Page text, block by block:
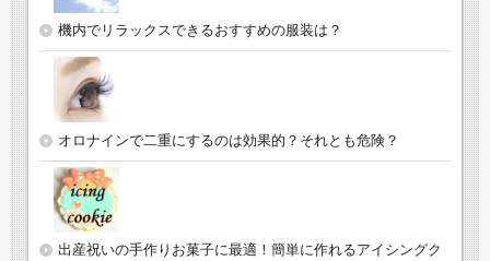
機内でリラックスできるおすすめの服装は？
オロナインで二重にするのは効果的？それとも危険？
出産祝いの手作りお菓子に最適！簡単に作れるアイシングク